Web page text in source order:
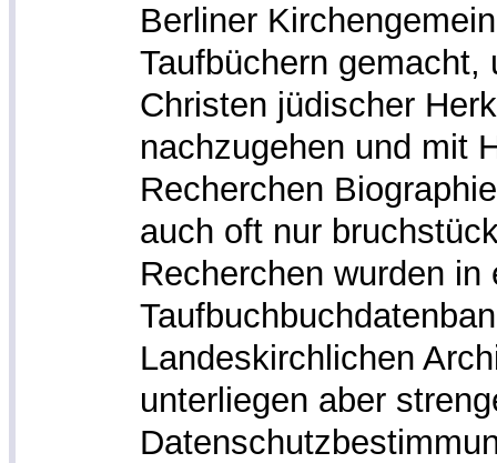
Berliner
Taufbüchern
Christen jüdischer
nachzugehen und mit
Recherchen
auch oft nur
Recherchen wurden in
Landeskirchlichen
unterliegen aber